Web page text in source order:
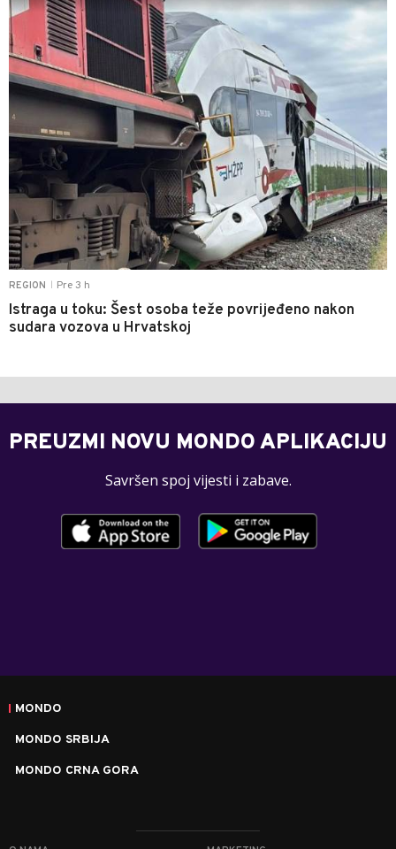
REGION Pre 3 h
Istraga u toku: Šest osoba teže povrijeđeno nakon
sudara vozova u Hrvatskoj
PREUZMI NOVU MONDO APLIKACIJU
Savršen spoj vijesti i zabave.
MONDO
MONDO SRBIJA
MONDO CRNA GORA